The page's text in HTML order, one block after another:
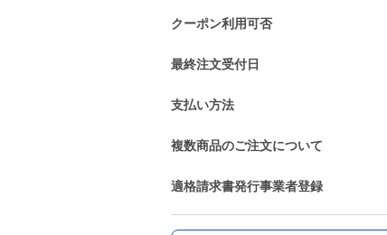
クーポン利用可否
最終注文受付日
支払い方法
複数商品のご注文について
適格請求書発行事業者登録